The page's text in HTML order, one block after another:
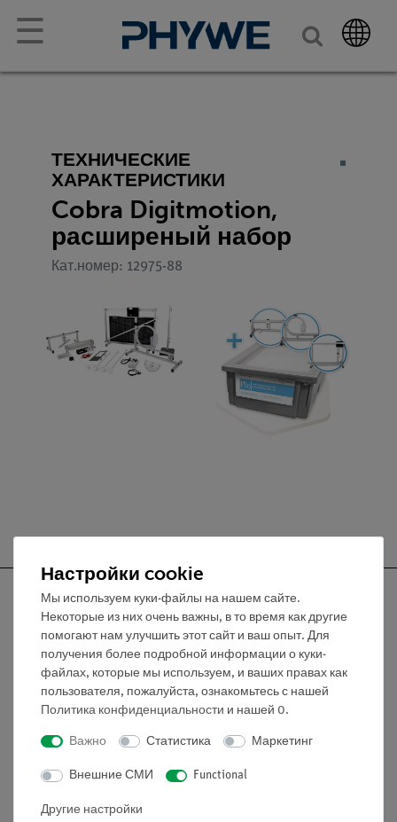
☰
ТЕХНИЧЕСКИЕ
ХАРАКТЕРИСТИКИ
Cobra Digitmotion,
расширеный набор
Кат.номер: 12975-88
Nach oben
Информация
Условия сотрудничества
Декларация о конфиденциальности
Настройки cookie
Мы используем куки-файлы на нашем сайте.
Некоторые из них очень важны, в то время как другие
помогают нам улучшить этот сайт и ваш опыт. Для
получения более подробной информации о куки-
файлах, которые мы используем, и ваших правах как
пользователя, пожалуйста, ознакомьтесь с нашей
Политика конфиденциальности и нашей 0.
Важно Статистика Маркетинг
Внешние СМИ Functional
Другие настройки